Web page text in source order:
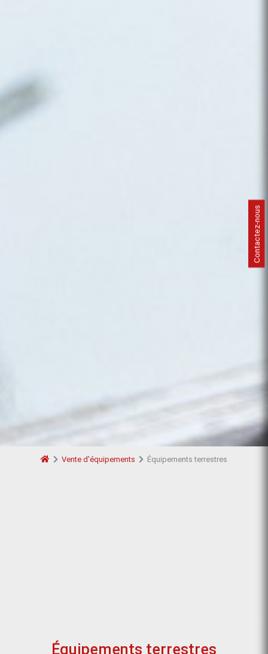
Vente d'équipements Équipements terrestres
Équipements terrestres
Contactez-nous